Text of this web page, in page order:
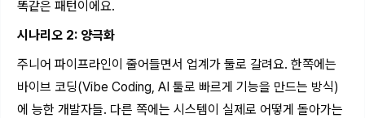
똑같은 패턴이에요.
시나리오 2: 양극화
주니어 파이프라인이 줄어들면서 업계가 둘로 갈려요. 한쪽에는
바이브 코딩(Vibe Coding, AI 툴로 빠르게 기능을 만드는 방식)
에 능한 개발자들. 다른 쪽에는 시스템이 실제로 어떻게 돌아가는